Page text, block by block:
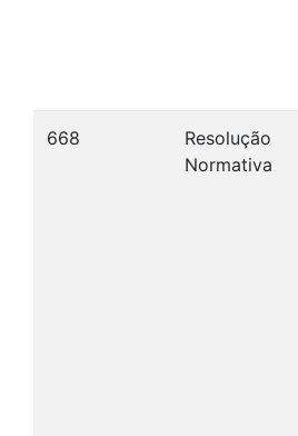
668
Resolução
Normativa